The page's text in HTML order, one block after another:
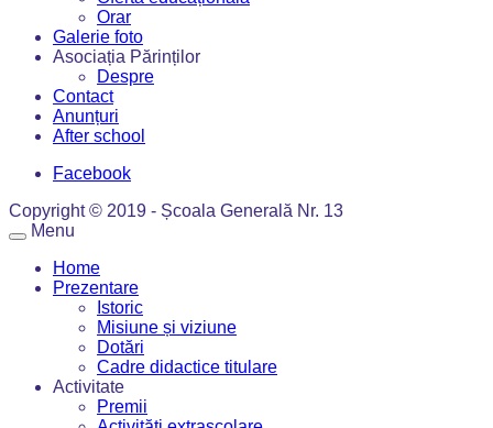
Orar
Galerie foto
Asociația Părinților
Despre
Contact
Anunțuri
After school
Facebook
Copyright © 2019 - Școala Generală Nr. 13
Menu
Home
Prezentare
Istoric
Misiune și viziune
Dotări
Cadre didactice titulare
Activitate
Premii